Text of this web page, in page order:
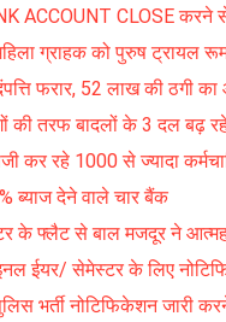
ACCOUNT CLOSE करने
ग्राहक को पुरुष ट्रायल
फरार, 52 लाख की ठगी का
तरफ बादलों के 3 दल बढ़ रहे
कर रहे 1000 से ज्यादा
ब्याज देने वाले चार बैंक
के फ्लैट से बाल मजदूर ने
ईयर/ सेमेस्टर के लिए
भर्ती नोटिफिकेशन जारी